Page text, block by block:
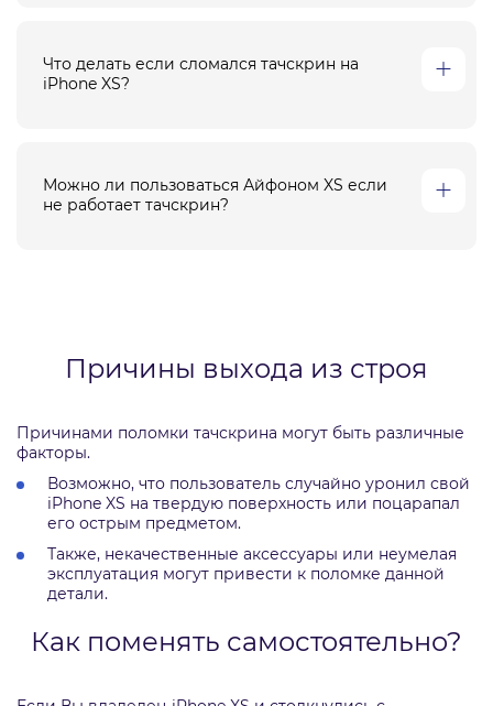
Что делать если сломался тачскрин на
iPhone XS?
Можно ли пользоваться Айфоном XS если
не работает тачскрин?
Причины выхода из строя
Причинами поломки тачскрина могут быть различные
факторы.
Возможно, что пользователь случайно уронил свой
iPhone XS на твердую поверхность или поцарапал
его острым предметом.
Также, некачественные аксессуары или неумелая
эксплуатация могут привести к поломке данной
детали.
Как поменять самостоятельно?